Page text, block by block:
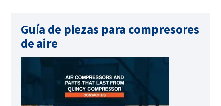
Guía de piezas para compresores
de aire